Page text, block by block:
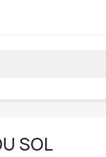
SOL